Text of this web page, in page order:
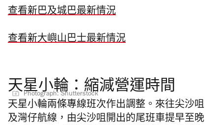
查看新巴及城巴最新情況
查看新大嶼山巴士最新情況
天星小輪：縮減營運時間
Photograph: Shutterstock
天星小輪兩條專線班次作出調整。來往尖沙咀
及灣仔航線，由尖沙咀開出的尾班車提早至晚